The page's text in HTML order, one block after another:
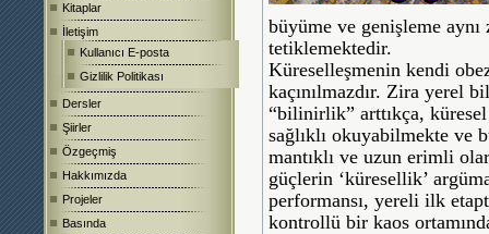
Kitaplar
İletişim
Kullanıcı E-posta
Gizlilik Politikası
Dersler
Şiirler
Özgeçmiş
Hakkımızda
Projeler
Basında
büyüme ve genişleme
tetiklemektedir.
Küreselleşmenin kendi
kaçınılmazdır. Zira yerel
“bilinirlik” arttıkça,
sağlıklı okuyabilmekte ve
mantıklı ve uzun erimli
güçlerin ‘küresellik’
performansı, yereli ilk
kontrollü bir kaos